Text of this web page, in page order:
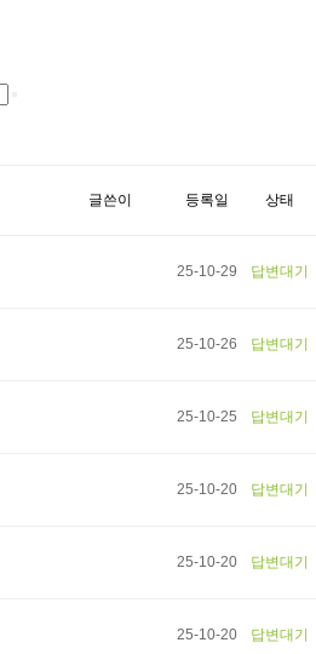
글쓴이 등록일 상태
25-10-29 답변대기
25-10-26 답변대기
25-10-25 답변대기
25-10-20 답변대기
25-10-20 답변대기
25-10-20 답변대기